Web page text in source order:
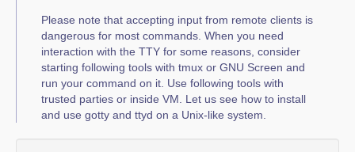
Please note that accepting input from remote clients is
dangerous for most commands. When you need
interaction with the TTY for some reasons, consider
starting following tools with tmux or GNU Screen and
run your command on it. Use following tools with
trusted parties or inside VM. Let us see how to install
and use gotty and ttyd on a Unix-like system.